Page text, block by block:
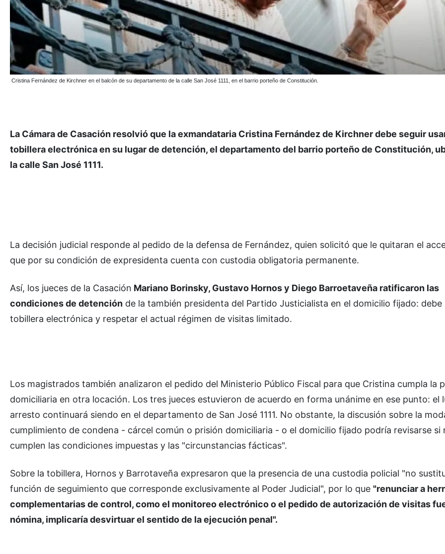
Cristina Fernández de Kirchner en el balcón de su departamento de la calle San José 1111, en el barrio porteño de Constitución.
La Cámara de Casación resolvió que la exmandataria Cristina Fernández de Kirchner debe seguir
tobillera electrónica en su lugar de detención, el departamento del barrio porteño de Constitución,
la calle San José 1111.
La decisión judicial responde al pedido de la defensa de Fernández, quien solicitó que le quitaran el
que por su condición de expresidenta cuenta con custodia obligatoria permanente.
Así, los jueces de la Casación Mariano Borinsky, Gustavo Hornos y Diego Barroetaveña ratificaron las
condiciones de detención de la también presidenta del Partido Justicialista en el domicilio fijado: debe
tobillera electrónica y respetar el actual régimen de visitas limitado.
Los magistrados también analizaron el pedido del Ministerio Público Fiscal para que Cristina cumpla la
domiciliaria en otra locación. Los tres jueces estuvieron de acuerdo en forma unánime en ese punto: el
arresto continuará siendo en el departamento de San José 1111. No obstante, la discusión sobre la
cumplimiento de condena - cárcel común o prisión domiciliaria - o el domicilio fijado podría revisarse si
cumplen las condiciones impuestas y las "circunstancias fácticas".
Sobre la tobillera, Hornos y Barrotaveña expresaron que la presencia de una custodia policial "no
función de seguimiento que corresponde exclusivamente al Poder Judicial", por lo que "renunciar a
complementarias de control, como el monitoreo electrónico o el pedido de autorización de visitas
nómina, implicaría desvirtuar el sentido de la ejecución penal".